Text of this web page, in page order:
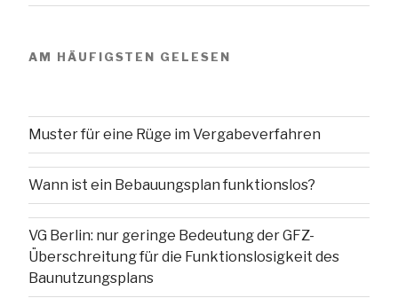
AM HÄUFIGSTEN GELESEN
Muster für eine Rüge im Vergabeverfahren
Wann ist ein Bebauungsplan funktionslos?
VG Berlin: nur geringe Bedeutung der GFZ-
Überschreitung für die Funktionslosigkeit des
Baunutzungsplans